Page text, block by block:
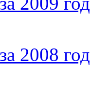
2008 год